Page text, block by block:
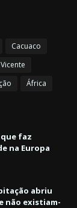
Cacuaco
África
faz
na Europa
abriu
não existiam-